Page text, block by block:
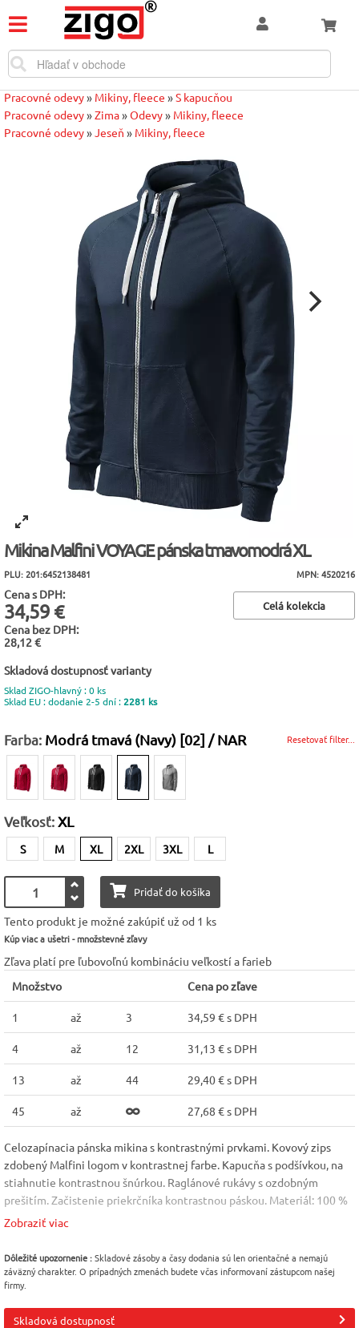
Pracovné odevy» Mikiny, fleece »S kapucňou
Pracovné odevy»Zima»Odevy» Mikiny, fleece
Pracovné odevy»Jeseň » Mikiny, fleece
Mikina Malfini VOYAGE pánska tmavomodrá XL
PLU: 201:6452138481 MPN: 4520216
Cena s DPH:
34,59 €
Cena bez DPH:
28,12 €
Skladová dostupnosť varianty
Sklad ZIGO-hlavný : 0 ks
Sklad EU : dodanie 2-5 dní :2281 ks
Celá kolekcia
Resetovať filter...
Farba: Modrá tmavá (Navy) [02] / NAR
Veľkosť:XL
S M XL 2XL 3XL L
Pridať do košíka
Tento produkt je možné zakúpiť už od 1 ks
Kúp viac a ušetri - množstevné zľavy
Zľava platí pre ľubovoľnú kombináciu veľkostí a farieb
Množstvo
Cena po zľave
1 až 3 34,59 € s DPH
4 až 12 31,13 € s DPH
13 až 44 29,40 € s DPH
45 až 27,68 € s DPH
Celozapínacia pánska mikina s kontrastnými prvkami. Kovový zips
zdobený Malfini logom v kontrastnej farbe. Kapucňa s podšívkou, na
stiahnutie kontrastnou šnúrkou. Raglánové rukávy s ozdobným
prešitím. Začistenie priekrčníka kontrastnou páskou. Materiál: 100 %
bavlna. Veľkosť: S - 3XL
Modrá tmavá (Navy)
[02] / NAR
XL
Pánske
MLF Premium
Zobraziť viac
Dôležité upozornenie :Skladové zásoby a časy dodania sú len orientačné a nemajú
záväzný charakter. O prípadných zmenách budete včas informovaní zástupcom našej
firmy.
Skladová dostupnosť